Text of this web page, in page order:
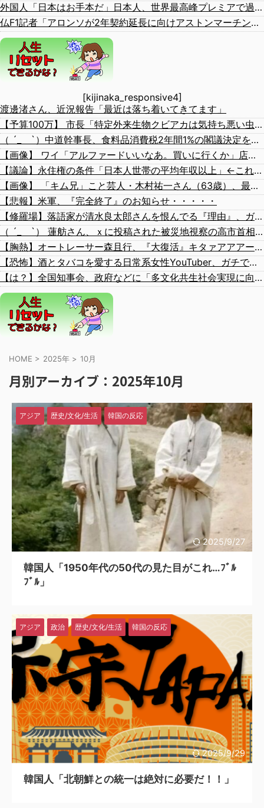
外国人「日本はお手本だ」日本人、世界最高峰プレミアで過去最多の8人に！アジアから羨望の眼差し！【海外の反応】
仏F1記者「アロンソが2年契約延長に向けアストンマーチンに年間4000万ユーロ（約72.8億円）を要求」
[kijinaka_responsive4]
渡邊渚さん、近況報告「最近は落ち着いてきてます」
【予算100万】 市長「特定外来生物クビアカは気持ち悪い虫だしそんな需要ないと思う」1匹300円相当の報奨金→初日に42万取られ焦り
（ ´_ゝ`）中道幹事長、食料品消費税2年間1%の閣議決定を批判 → 記者「中道改革連合は食料品消費税ゼロを公約に掲げていたが？」→ 階猛氏「
【画像】 ワイ「アルファードいいなあ。買いに行くか」店員「ほいっ見積もりな！」ワイ「金額おかしくね？」←お前らもそう思うよな？？？？？
【議論】永住権の条件「日本人世帯の平均年収以上」←これ日本人の半分もクリアできないだろ
【画像】 「キム兄」こと芸人・木村祐一さん（63歳）、最新の松本人志さんとのツーショットが完全に別人だとネット騒然！ 「マジで誰かわからん」...
【悲報】米軍、『完全終了』のお知らせ・・・・・
【修羅場】落語家が清水良太郎さんを恨んでる『理由』、ガチでヤバイ・・・・・
（ ´_ゝ`） 蓮舫さん、ｘに投稿された被災地視察の高市首相の写真を猛批判「掲載するのを止める人は誰もいなかったのか」「あまりにも愕然としています」
【胸熱】オートレーサー森且行、『大復活』キタァアアアーーーー！！
【恐怖】酒とタバコを愛する日常系女性YouTuber、ガチで体が終わる・・・
【は？】全国知事会、政府などに「多文化共生社会実現に向けた提言」を提出 「国は在留外国人を労働者と見ているが、日本人と同じ生活者」
HOME > 2025年 > 10月
月別アーカイブ：2025年10月
2025/9/27
アジア 歴史/文化/生活 韓国の反応
韓国人「1950年代の50代の見た目がこれ…ﾌﾞﾙ
ﾌﾞﾙ」
2025/9/29
アジア 政治 歴史/文化/生活 韓国の反応
韓国人「北朝鮮との統一は絶対に必要だ！！」